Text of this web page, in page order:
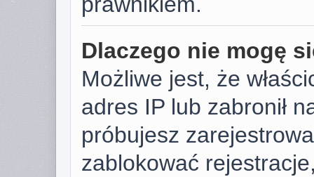
Dlaczego nie mogę
Możliwe jest, że
adres IP lub zabronił
próbujesz
zablokować